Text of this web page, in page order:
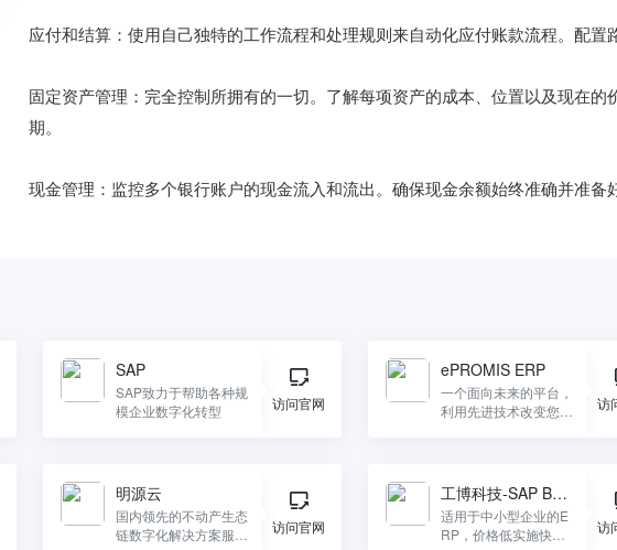
应付和结算：使用自己独特的工作流程和处理规则来自动化应付账款流程。配置
固定资产管理：完全控制所拥有的一切。了解每项资产的成本、位置以及现在
期。
SAP
SAP致力于帮助各种规
模企业数字化转型
访问官网
ePROMIS ERP
一个面向未来的平台，
利用先进技术改变您的
访
明源云
国内领先的不动产生态
链数字化解决方案服务
访问官网
工博科技-SAP Busi
ness One
适用于中小型企业的E
RP，价格低实施快。S
访